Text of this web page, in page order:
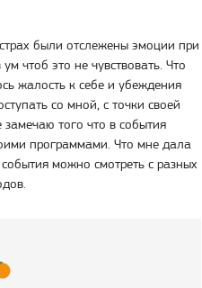
были отслежены эмоции при
чтоб это не чувствовать. Что
жалость к себе и убеждения
со мной, с точки своей
замечаю того что в события
программами. Что мне дала
можно смотреть с разных